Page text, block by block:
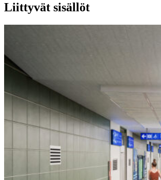
Liittyvät sisällöt